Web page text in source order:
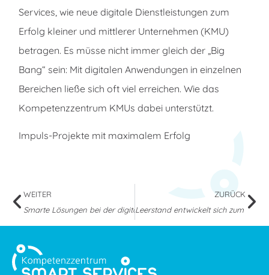
Services, wie neue digitale Dienstleistungen zum
Erfolg kleiner und mittlerer Unternehmen (KMU)
betragen. Es müsse nicht immer gleich der „Big
Bang“ sein: Mit digitalen Anwendungen in einzelnen
Bereichen ließe sich oft viel erreichen. Wie das
Kompetenzzentrum KMUs dabei unterstützt.
Impuls-Projekte mit maximalem Erfolg
WEITER
Smarte Lösungen bei der digitalen Transformation
ZURÜCK
Leerstand entwickelt sich zum